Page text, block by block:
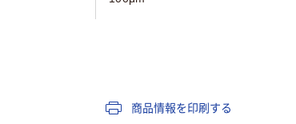
商品情報を印刷する